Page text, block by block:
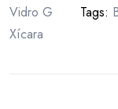
Vidro G
Tags:
Xícara